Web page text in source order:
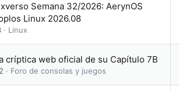
Semana 32/2026: AerynOS
Linux 2026.08
Linux
críptica web oficial de su Capítulo 7B
Foro de consolas y juegos